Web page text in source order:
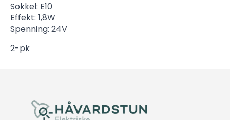
Sokkel: E10
Effekt: 1,8W
Spenning: 24V
2-pk